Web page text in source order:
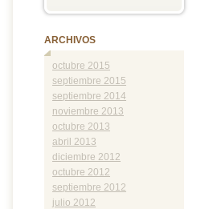
ARCHIVOS
octubre 2015
septiembre 2015
septiembre 2014
noviembre 2013
octubre 2013
abril 2013
diciembre 2012
octubre 2012
septiembre 2012
julio 2012